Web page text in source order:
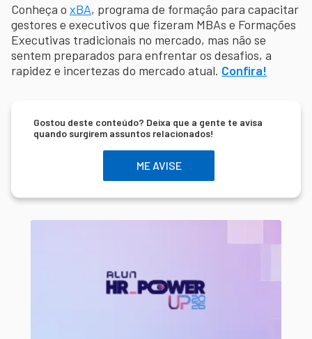
Conheça o xBA, programa de formação para capacitar
gestores e executivos que fizeram MBAs e Formações
Executivas tradicionais no mercado, mas não se
sentem preparados para enfrentar os desafios, a
rapidez e incertezas do mercado atual. Confira!
Gostou deste conteúdo? Deixa que a gente te avisa
quando surgirem assuntos relacionados!
ME AVISE